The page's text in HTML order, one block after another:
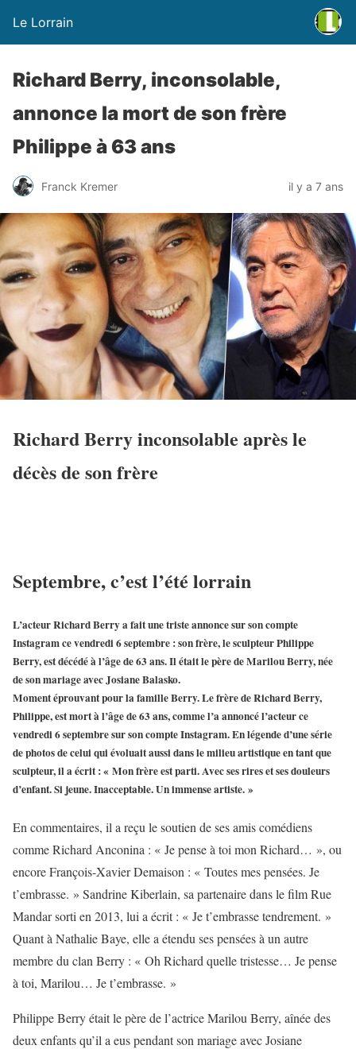
Le Lorrain
Richard Berry, inconsolable,
annonce la mort de son frère
Philippe à 63 ans
Franck Kremer il y a 7 ans
Richard Berry inconsolable après le
décès de son frère
Septembre, c’est l’été lorrain
L’acteur Richard Berry a fait une triste annonce sur son compte
Instagram ce vendredi 6 septembre : son frère, le sculpteur Philippe
Berry, est décédé à l’âge de 63 ans. Il était le père de Marilou Berry, née
de son mariage avec Josiane Balasko.
Moment éprouvant pour la famille Berry. Le frère de Richard Berry,
Philippe, est mort à l’âge de 63 ans, comme l’a annoncé l’acteur ce
vendredi 6 septembre sur son compte Instagram. En légende d’une série
de photos de celui qui évoluait aussi dans le milieu artistique en tant que
sculpteur, il a écrit : « Mon frère est parti. Avec ses rires et ses douleurs
d’enfant. Si jeune. Inacceptable. Un immense artiste. »
En commentaires, il a reçu le soutien de ses amis comédiens
comme Richard Anconina : « Je pense à toi mon Richard… », ou
encore François-Xavier Demaison : « Toutes mes pensées. Je
t’embrasse. » Sandrine Kiberlain, sa partenaire dans le film Rue
Mandar sorti en 2013, lui a écrit : « Je t’embrasse tendrement. »
Quant à Nathalie Baye, elle a étendu ses pensées à un autre
membre du clan Berry : « Oh Richard quelle tristesse… Je pense
à toi, Marilou… Je t’embrasse. »
Philippe Berry était le père de l’actrice Marilou Berry, aînée des
deux enfants qu’il a eus pendant son mariage avec Josiane